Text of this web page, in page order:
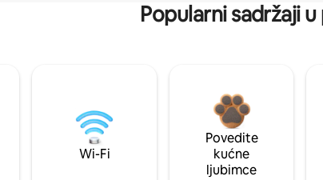
Popularni sadržaji
Wi-Fi
Povedite
kućne
ljubimce